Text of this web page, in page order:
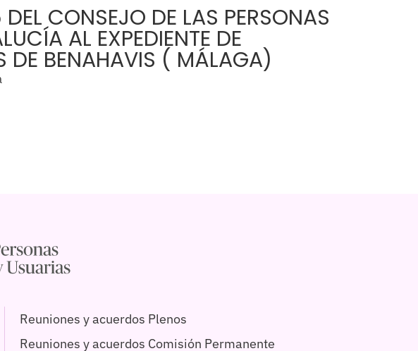
CONSEJO DE LAS PERSONAS
AL EXPEDIENTE DE
DE BENAHAVIS ( MÁLAGA)
Reuniones y acuerdos Plenos
Reuniones y acuerdos Comisión Permanente